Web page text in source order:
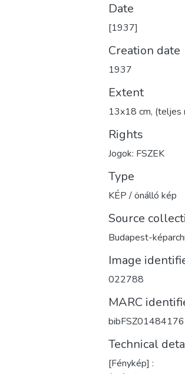
Date
[1937]
Creation date
1937
Extent
13x18 cm, (teljes
Rights
Jogok: FSZEK
Type
KÉP / önálló kép
Source
Budapest-
Image
022788
MARC
bibFSZ01484176
Technical
[Fénykép] :